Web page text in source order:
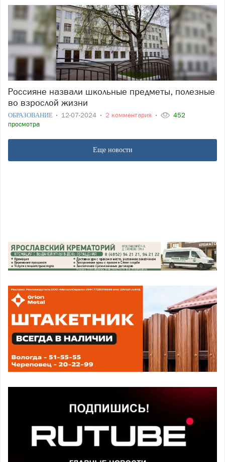
Россияне назвали школьные предметы, полезные
во взрослой жизни
ОБРАЗОВАНИЕ 12-07-2024 2 комментария
452
просмотра
Еще новости